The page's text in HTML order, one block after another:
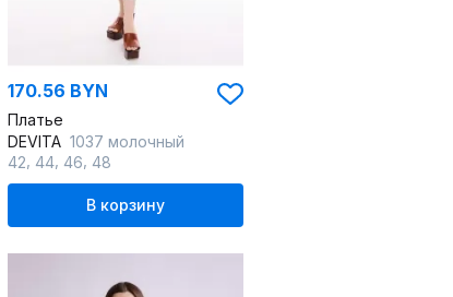
170.56 BYN
Платье
DEVITA 1037 молочный
42 44 46 48
В корзину